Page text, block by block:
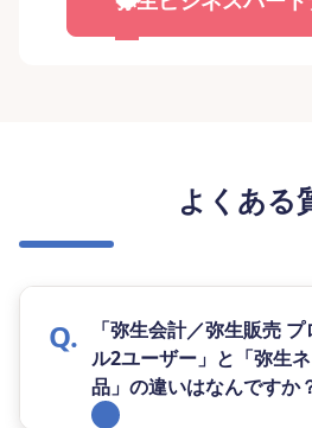
よくある
「弥生会計／弥生販売
ル2ユーザー」と「弥生
品」の違いはなんですか